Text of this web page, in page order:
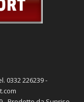
0332 226239 -